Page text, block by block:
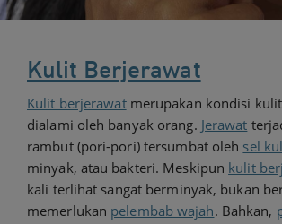
Kulit Berjerawat
Kulit berjerawatmerupakan kondisi
dialami oleh banyak orang. Jerawat
rambut (pori-pori) tersumbat oleh sel
minyak, atau bakteri. Meskipun kulit
kali terlihat sangat berminyak, bukan
memerlukan pelembab wajah. Bahkan,